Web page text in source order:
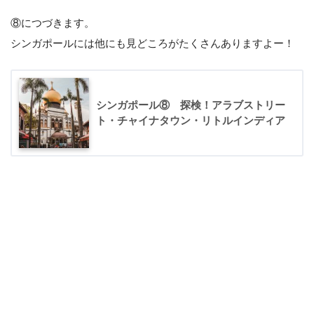
⑧につづきます。
シンガポールには他にも見どころがたくさんありますよー！
シンガポール⑧ 探検！アラブストリー
ト・チャイナタウン・リトルインディア